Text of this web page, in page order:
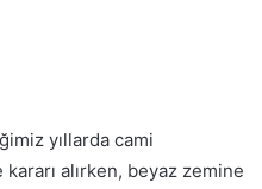
yıllarda cami
alırken, beyaz zemine